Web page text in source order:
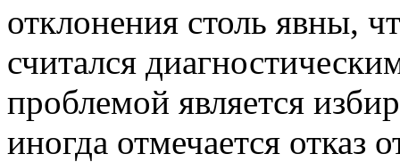
отклонения столь явны,
считался
проблемой является
иногда отмечается отказ